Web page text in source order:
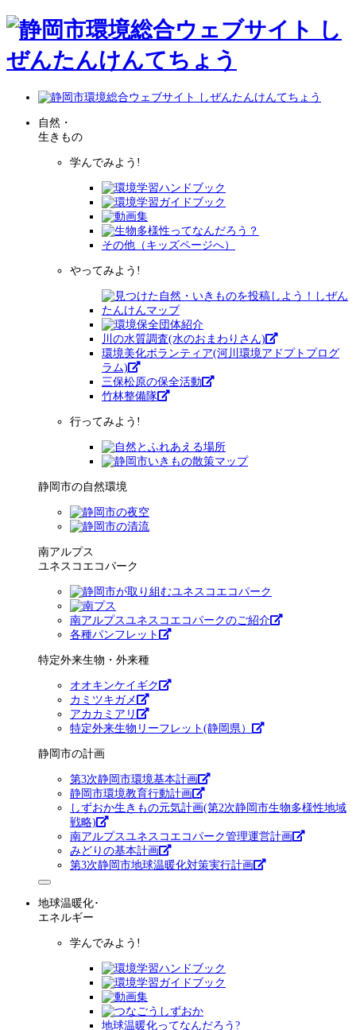
自然・
生きもの
学んでみよう!
その他（キッズページへ）
やってみよう!
川の水質調査(水のおまわりさん)
環境美化ボランティア(河川環境アドプトプログ
ラム)
三保松原の保全活動
竹林整備隊
行ってみよう!
静岡市の自然環境
南アルプス
ユネスコエコパーク
南アルプスユネスコエコパークのご紹介
各種パンフレット
特定外来生物・外来種
オオキンケイギク
カミツキガメ
アカカミアリ
特定外来生物リーフレット(静岡県）
静岡市の計画
第3次静岡市環境基本計画
静岡市環境教育行動計画
しずおか生きもの元気計画(第2次静岡市生物多様性地域
戦略)
南アルプスユネスコエコパーク管理運営計画
みどりの基本計画
第3次静岡市地球温暖化対策実行計画
地球温暖化･
エネルギー
学んでみよう!
地球温暖化ってなんだろう?